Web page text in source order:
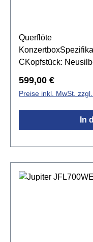
Querflöte
CKopfstück:
(925)Korpus:
FußMechanik:
KlappenE-
JKC-FL11CA
Regulärer Preis:
599,00 €
Preise inkl. MwSt.
In